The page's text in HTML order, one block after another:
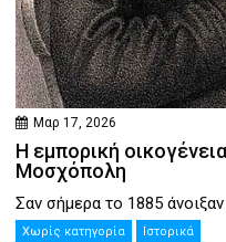
Μαρ 17, 2026
Η εμπορική
Μοσχόπολη
Σαν σήμερα το 1885
Χωρίς κατηγορία Ιστορικά